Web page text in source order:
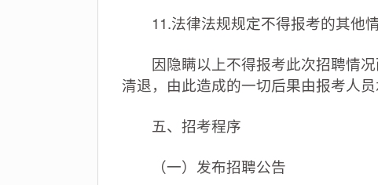
11.法律法规规定不得报考的其他情
因隐瞒以上不得报考此次招聘情况
清退，由此造成的一切后果由报考人员
五、招考程序
（一）发布招聘公告